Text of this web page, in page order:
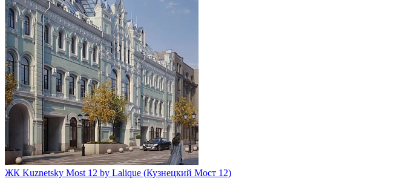
ЖК Kuznetsky Most 12 by Lalique (Кузнецкий Мост 12)